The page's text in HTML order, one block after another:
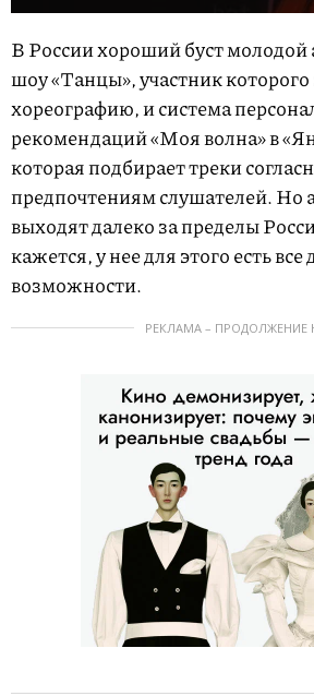
В России хороший буст молодой
шоу «Танцы», участник
хореографию, и система
рекомендаций «Моя волна» в
которая подбирает треки
предпочтениям слушателей. Но
выходят далеко за пределы
кажется, у нее для этого есть
возможности.
РЕКЛАМА – ПРОДОЛЖЕНИЕ